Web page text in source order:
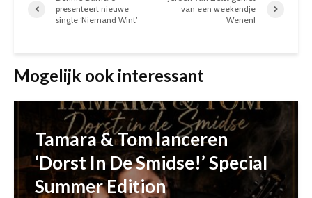
presenteert nieuwe
single ‘Niemand Wint’
van een weekendje
Wenen!
Mogelijk ook interessant
Tamara & Tom lanceren
‘Dorst In De Smidse!’ Special
Summer Edition